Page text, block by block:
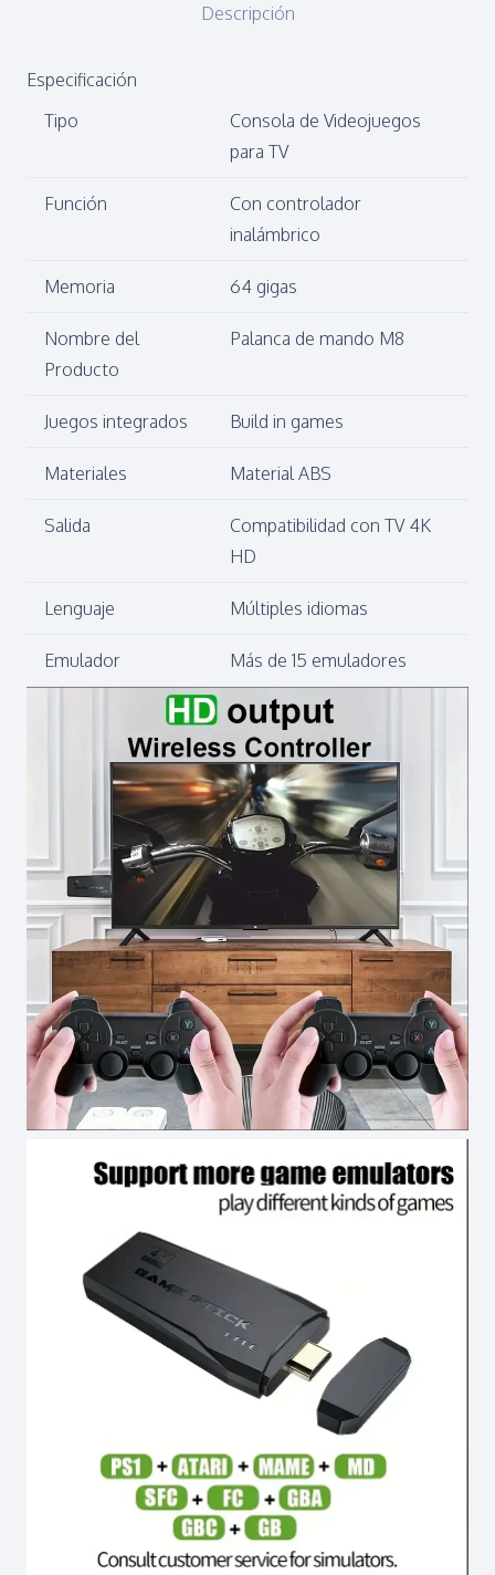
Descripción
Especificación
Tipo
Consola de Videojuegos
para TV
Función
Con controlador
inalámbrico
Memoria 64 gigas
Nombre del
Producto
Palanca de mando M8
Juegos integrados Build in games
Materiales Material ABS
Salida
Compatibilidad con TV 4K
HD
Lenguaje Múltiples idiomas
Emulador Más de 15 emuladores